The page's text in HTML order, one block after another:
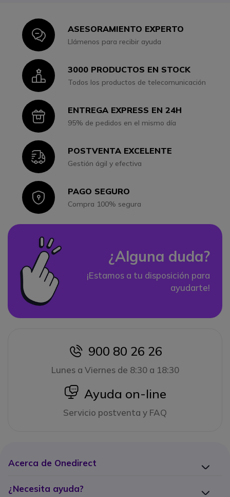
IconASESORAMIENTO EXPERTO
Llámenos para recibir ayuda
Icon3000 PRODUCTOS EN STOCK
Todos los productos de telecomunicación
IconENTREGA EXPRESS EN 24H
95% de pedidos en el mismo día
IconPOSTVENTA EXCELENTE
Gestión ágil y efectiva
IconPAGO SEGURO
Compra 100% segura
¿Alguna duda?
¡Estamos a tu disposición para
ayudarte!
icon
900 80 26 26
Lunes a Viernes de 8:30 a 18:30
icon
Ayuda on-line
Servicio postventa y FAQ
Acerca de Onedirect
¿Necesita ayuda?